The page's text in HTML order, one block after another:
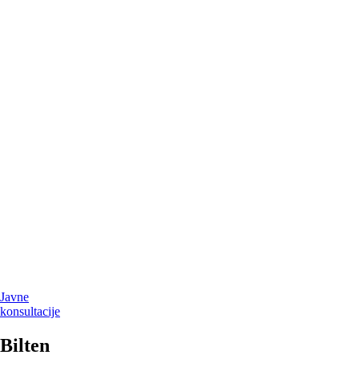
Javne
konsultacije
Bilten